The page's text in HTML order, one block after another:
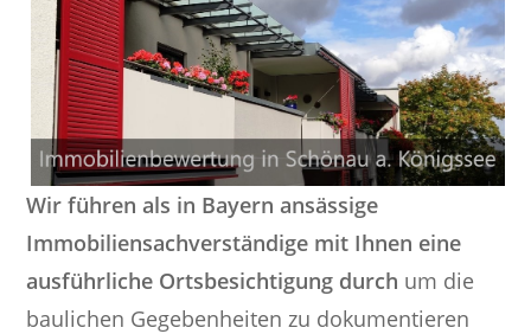
Wir führen als in Bayern ansässige
Immobiliensachverständige mit Ihnen eine
ausführliche Ortsbesichtigung durch um die
baulichen Gegebenheiten zu dokumentieren